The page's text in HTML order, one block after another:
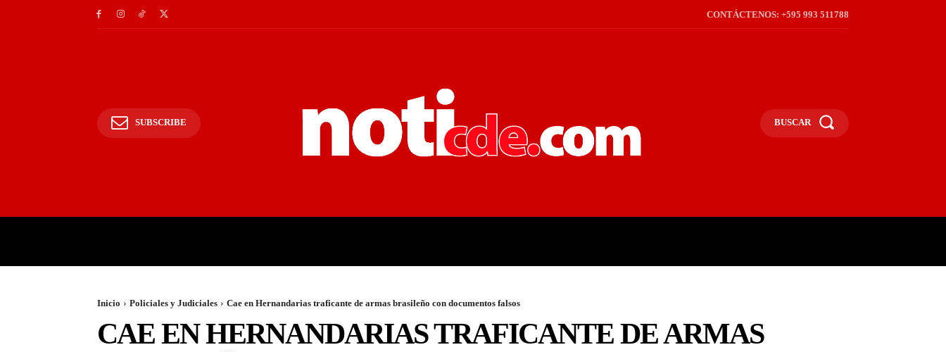
CONTÁCTENOS: +595 993 511788
SUBSCRIBE BUSCAR
Inicio Policiales y Judiciales Cae en Hernandarias traficante de armas brasileño con documentos falsos
CAE EN HERNANDARIAS TRAFICANTE DE ARMAS